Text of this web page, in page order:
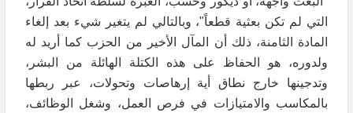
التي لم تكن بعثية قطعاً"، وبالتالي لم يتغير شيء بعد إلغاء
المادة الثامنة، ذلك أن المآل الأخير من الحزب كما أريد له
ولدوره، هو الحفاظ على هذه الكتلة الهائلة من البشر،
وتدجينها خارج نطاق أية إرهاصات وتحولات، عبر ربطها
بالمكاسب والامتيازات في فرص العمل، وشغل الوظائف،